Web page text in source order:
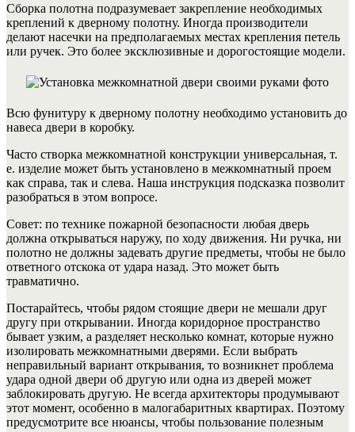
Сборка полотна подразумевает закрепление необходимых
креплений к дверному полотну. Иногда производители
делают насечки на предполагаемых местах крепления петель
или ручек. Это более эксклюзивные и дорогостоящие модели.
Всю фунитуру к дверному полотну необходимо установить до
навеса двери в коробку.
Часто створка межкомнатной конструкции универсальная, т.
е. изделие может быть установлено в межкомнатный проем
как справа, так и слева. Наша инструкция подсказка позволит
разобраться в этом вопросе.
Совет: по технике пожарной безопасности любая дверь
должна открываться наружу, по ходу движения. Ни ручка, ни
полотно не должны задевать другие предметы, чтобы не было
ответного отскока от удара назад. Это может быть
травматично.
Постарайтесь, чтобы рядом стоящие двери не мешали друг
другу при открывании. Иногда коридорное пространство
бывает узким, а разделяет несколько комнат, которые нужно
изолировать межкомнатными дверями. Если выбрать
неправильный вариант открывания, то возникнет проблема
удара одной двери об другую или одна из дверей может
заблокировать другую. Не всегда архитекторы продумывают
этот момент, особенно в малогабаритных квартирах. Поэтому
предусмотрите все нюансы, чтобы пользование полезным